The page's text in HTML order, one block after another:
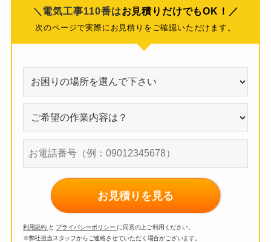
＼電気工事110番はお見積りだけでもOK！／
次のページで実際にお見積りをご確認いただけます。
お見積りを見る
利用規約 と プライバシーポリシー に同意の上ご利用ください。
※弊社担当スタッフからご連絡させていただく場合がございます。